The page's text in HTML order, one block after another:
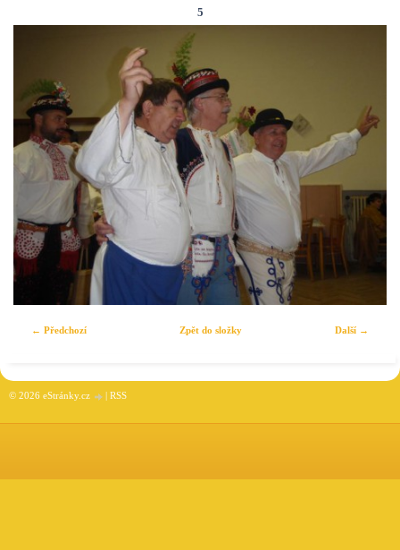
5
← Předchozí Další →
Zpět do složky
© 2026 eStránky.cz RSS